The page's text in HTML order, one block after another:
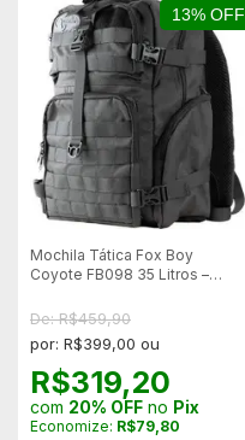
13% OFF
Mochila Tática Fox Boy
Coyote FB098 35 Litros –
De: R$459,90
por: R$399,00 ou
R$319,20
com 20% OFF no Pix
Economize: R$79,80